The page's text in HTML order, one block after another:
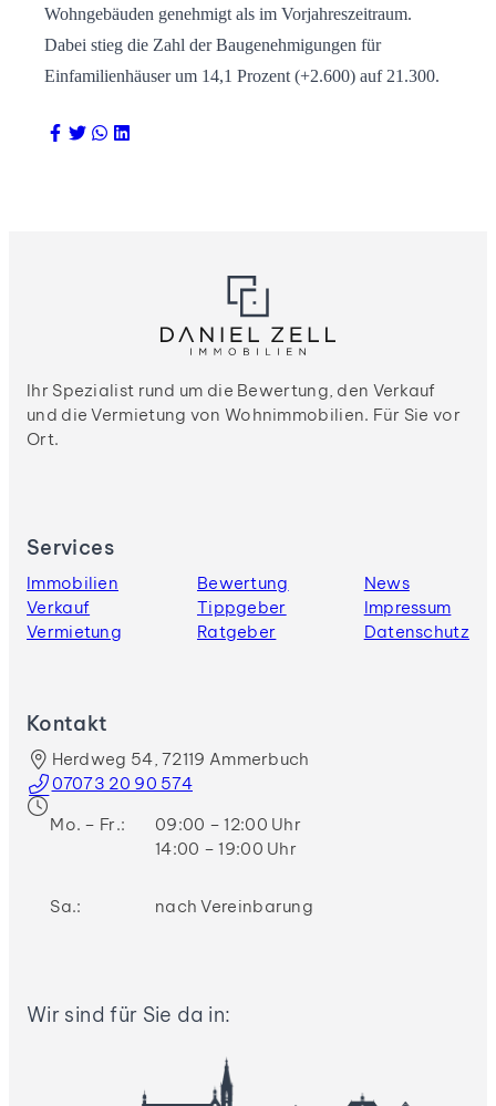
Wohngebäuden genehmigt als im Vorjahreszeitraum.
Dabei stieg die Zahl der Baugenehmigungen für
Einfamilienhäuser um 14,1 Prozent (+2.600) auf 21.300.
Ihr Spezialist rund um die Bewertung, den Verkauf
und die Vermietung von Wohnimmobilien. Für Sie vor
Ort.
Services
Immobilien
Verkauf
Vermietung
Bewertung
Tippgeber
Ratgeber
News
Impressum
Datenschutz
Kontakt
Herdweg 54, 72119 Ammerbuch
07073 20 90 574
Mo. – Fr.:
09:00 – 12:00 Uhr
14:00 – 19:00 Uhr
Sa.: nach Vereinbarung
Wir sind für Sie da in: